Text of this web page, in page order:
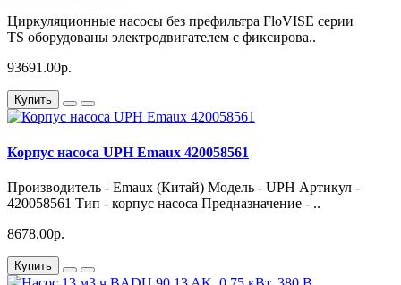
Циркуляционные насосы без префильтра FloVISE серии
TS оборудованы электродвигателем с фиксирова..
93691.00р.
Купить
Корпус насоса UPH Emaux 420058561
Производитель - Emaux (Китай) Модель - UPH Артикул -
420058561 Тип - корпус насоса Предназначение - ..
8678.00р.
Купить